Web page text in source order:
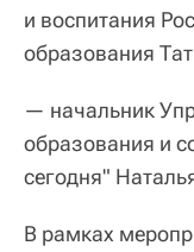
и воспитания
образования
— начальник
образования и
сегодня"
В рамках